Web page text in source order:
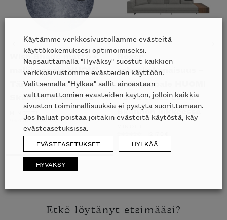
Wisp Shade matto -
mallikappale HUOM!
Tämä tuote esillä
Skannon liikkeessä
€ ALKUPERÄINEN
HINTA
OLI:
9646€.
4823€ NYKYINEN
HINTA
ON:
4823€.
Roger
sohvakokonaisuus –
mallikappale HUOM!
Tämä tuote esillä
Skannon liikkeessä
MINOTTI
24343€ ALKUPERÄINEN
OLI:
24343€.
12170€NYKYINEN
ON:
huonekalumallistosta.
Käytämme verkkosivustollamme evästeitä
käyttökokemuksesi optimoimiseksi.
Napsauttamalla "Hyväksy" suostut kaikkien
verkkosivustomme evästeiden käyttöön.
Valitsemalla "Hylkää" sallit ainoastaan
välttämättömien evästeiden käytön, jolloin kaikkia
sivuston toiminnallisuuksia ei pystytä suorittamaan.
Jos haluat poistaa joitakin evästeitä käytöstä, käy
evästeasetuksissa.
EVÄSTEASETUKSET HYLKÄÄ
HYVÄKSY